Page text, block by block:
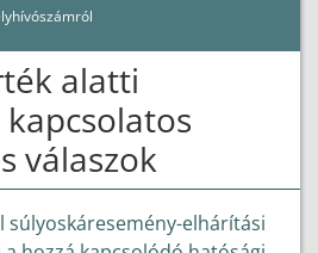
alatti
válaszok
súlyoskáresemény-elhárítási